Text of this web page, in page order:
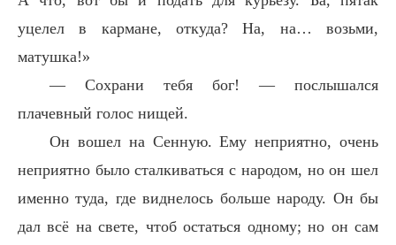
уцелел в кармане, откуда? На, на… возьми,
матушка!»
— Сохрани тебя бог! — послышался
плачевный голос нищей.
Он вошел на Сенную. Ему неприятно, очень
неприятно было сталкиваться с народом, но он шел
именно туда, где виднелось больше народу. Он бы
дал всё на свете, чтоб остаться одному; но он сам